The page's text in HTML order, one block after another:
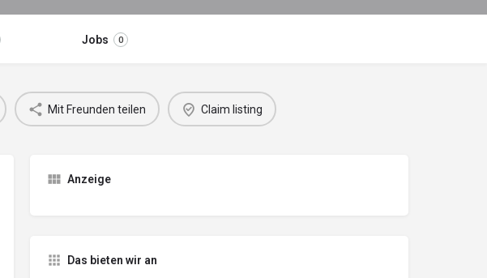
Jobs 0
Mit Freunden teilen Claim listing
Anzeige
Das bieten wir an